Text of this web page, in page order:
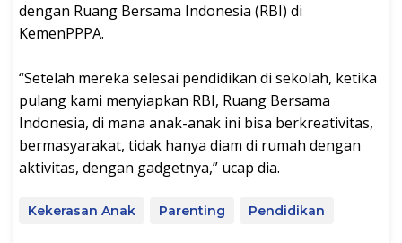
dengan Ruang Bersama Indonesia (RBI) di
KemenPPPA.
“Setelah mereka selesai pendidikan di sekolah, ketika
pulang kami menyiapkan RBI, Ruang Bersama
Indonesia, di mana anak-anak ini bisa berkreativitas,
bermasyarakat, tidak hanya diam di rumah dengan
aktivitas, dengan gadgetnya,” ucap dia.
Kekerasan Anak Parenting Pendidikan